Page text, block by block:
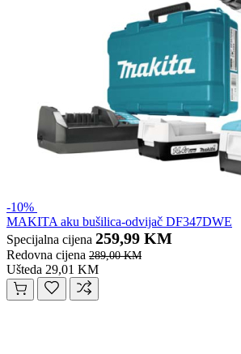
-10%
MAKITA aku bušilica-odvijač DF347DWE
Specijalna cijena 259,99 KM
Redovna cijena 289,00 KM
Ušteda 29,01 KM